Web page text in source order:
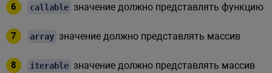
callable значение должно представлять функцию
array значение должно представлять массив
iterable значение должно представлять массив